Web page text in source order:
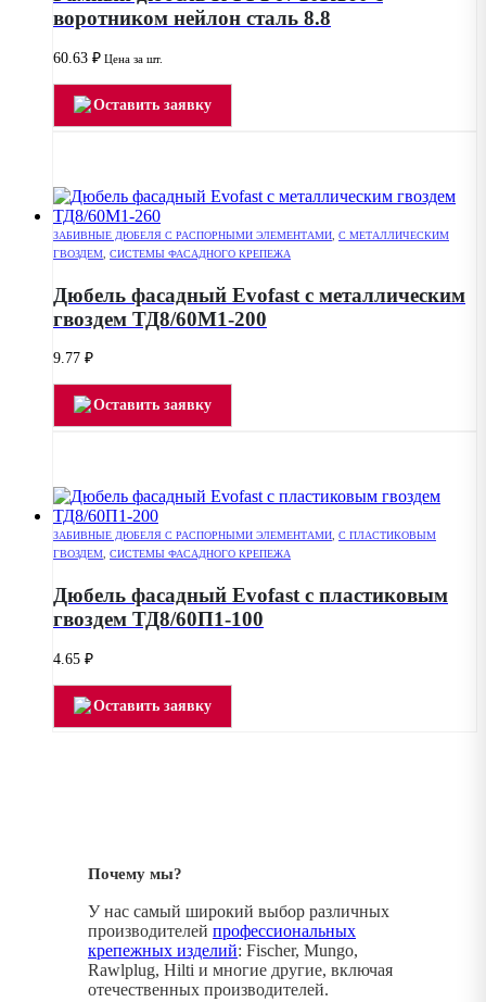
воротником нейлон сталь 8.8
60.63 ₽ Цена за шт.
Оставить заявку
ЗАБИВНЫЕ ДЮБЕЛЯ С РАСПОРНЫМИ ЭЛЕМЕНТАМИ С МЕТАЛЛИЧЕСКИМ
ГВОЗДЕМ СИСТЕМЫ ФАСАДНОГО КРЕПЕЖА
Дюбель фасадный Evofast с металлическим
гвоздем ТД8/60М1-200
9.77 ₽
Оставить заявку
ЗАБИВНЫЕ ДЮБЕЛЯ С РАСПОРНЫМИ ЭЛЕМЕНТАМИ, С ПЛАСТИКОВЫМ
ГВОЗДЕМ, СИСТЕМЫ ФАСАДНОГО КРЕПЕЖА
Дюбель фасадный Evofast с пластиковым
гвоздем ТД8/60П1-100
4.65 ₽
Оставить заявку
Почему мы?
У нас самый широкий выбор различных
производителей профессиональных
крепежных изделий: Fischer, Mungo,
Rawlplug, Hilti и многие другие, включая
отечественных производителей.